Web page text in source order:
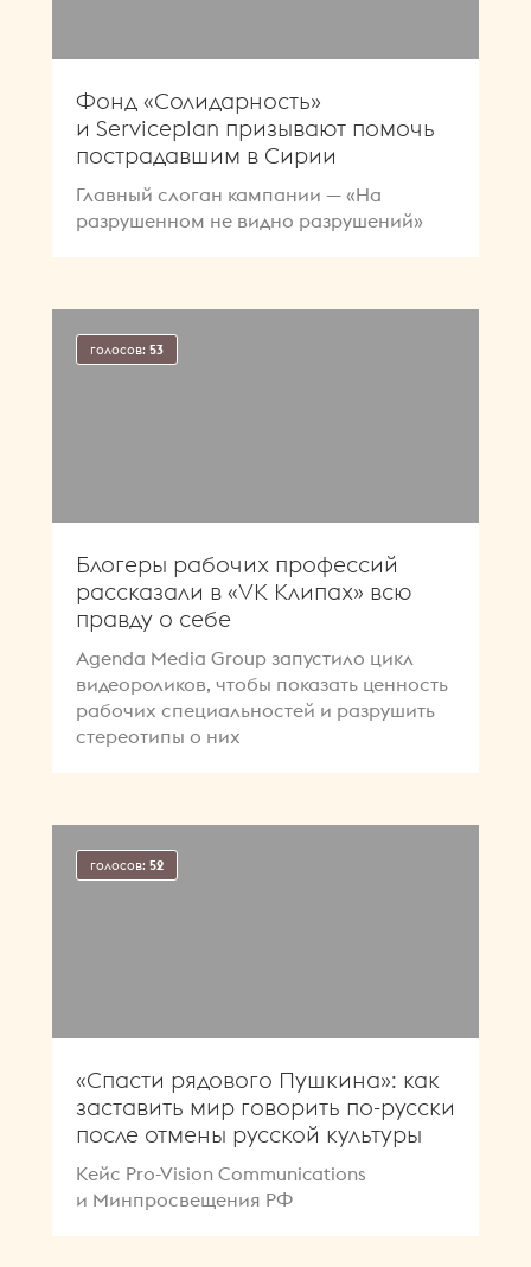
Фонд «Солидарность»
и Serviceplan призывают помочь
пострадавшим в Сирии
Главный слоган кампании — «На
разрушенном не видно разрушений»
голосов: 53
Блогеры рабочих профессий
рассказали в «VK Клипах» всю
правду о себе
Agenda Media Group запустило цикл
видеороликов, чтобы показать ценность
рабочих специальностей и разрушить
стереотипы о них
голосов: 52
«Спасти рядового Пушкина»: как
заставить мир говорить по-русски
после отмены русской культуры
Кейс Pro-Vision Communications
и Минпросвещения РФ